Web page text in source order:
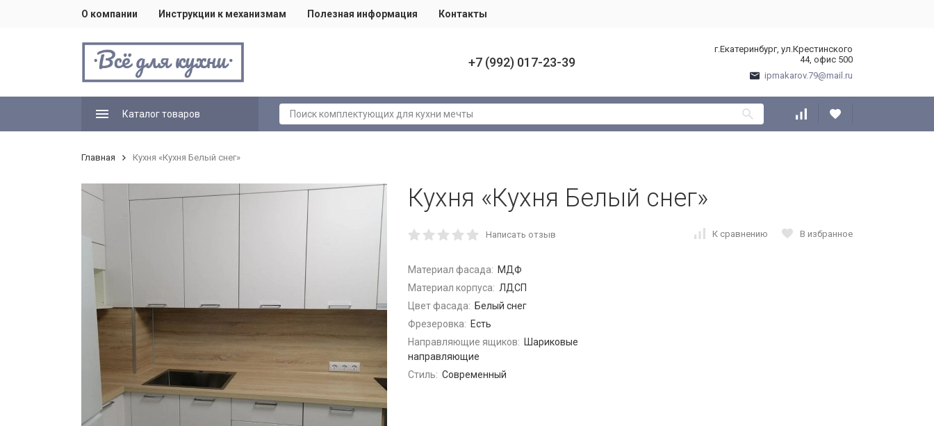
О компании Инструкции к механизмам Полезная информация Контакты
+7 (992) 017-23-39
г.Екатеринбург, ул.Крестинского
44, офис 500
ipmakarov.79@mail.ru
Каталог товаров
Главная Кухня «Кухня Белый снег»
Кухня «Кухня Белый снег»
Написать отзыв К сравнению В избранное
Материал фасада: МДФ
Материал корпуса: ЛДСП
Цвет фасада: Белый снег
Фрезеровка: Есть
Направляющие ящиков: Шариковые
направляющие
Стиль: Современный